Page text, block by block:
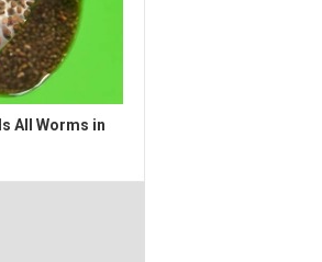
All Worms in